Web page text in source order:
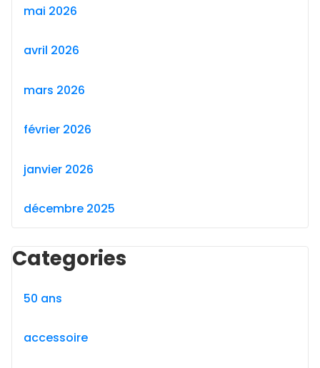
mai 2026
avril 2026
mars 2026
février 2026
janvier 2026
décembre 2025
Categories
50 ans
accessoire